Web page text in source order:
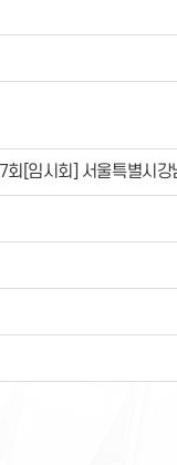
회[임시회] 서울특별시